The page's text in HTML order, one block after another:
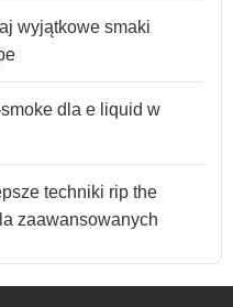
wyjątkowe smaki
dla e liquid w
techniki rip the
zaawansowanych